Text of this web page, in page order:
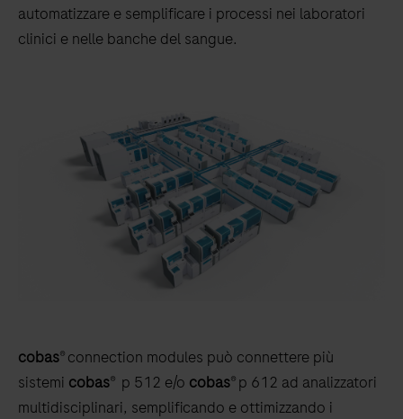
automatizzare e semplificare i processi nei laboratori
clinici e nelle banche del sangue.
cobas® connection modules può connettere più
sistemi cobas® p 512 e/o cobas® p 612 ad analizzatori
multidisciplinari, semplificando e ottimizzando i